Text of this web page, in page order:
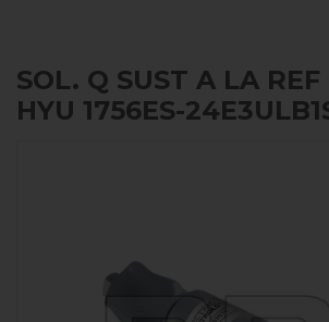
SOL. Q SUST A LA
HYU 1756ES-